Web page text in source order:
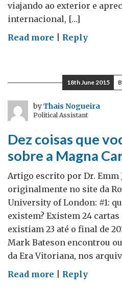
viajando ao exterior e
internacional, […]
Read more on
em…
Ribeirão
Preto
–
por
Jaqueline
Wilkins
Reply
18th June 2015
byThais Nogueira
Political Assistant
Dez coisas que
sobre a Magna
Artigo escrito por Dr. Emm
originalmente no site da
University of London: #1:
existem? Existem 24 cartas
existiam 23 até o final de
Mark Bateson encontrou
da Era Vitoriana, nos
Read more onReply